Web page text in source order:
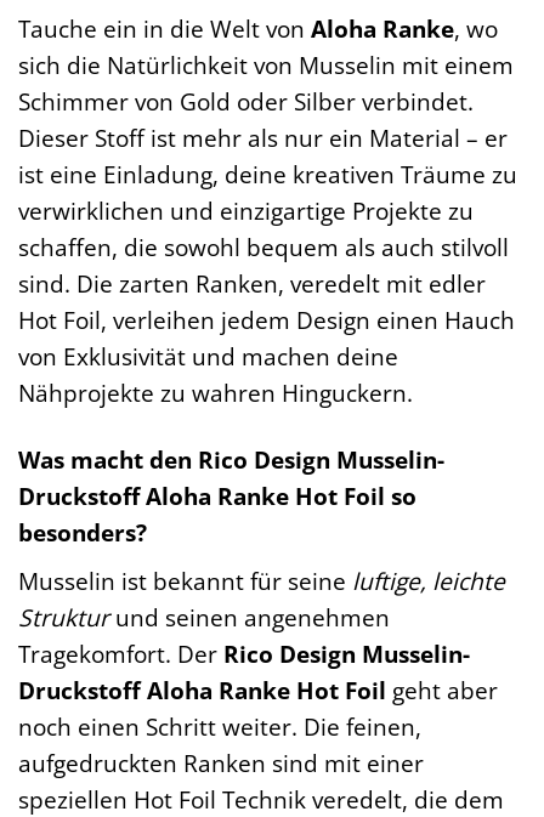
Tauche ein in die Welt von Aloha Ranke, wo
sich die Natürlichkeit von Musselin mit einem
Schimmer von Gold oder Silber verbindet.
Dieser Stoff ist mehr als nur ein Material – er
ist eine Einladung, deine kreativen Träume zu
verwirklichen und einzigartige Projekte zu
schaffen, die sowohl bequem als auch stilvoll
sind. Die zarten Ranken, veredelt mit edler
Hot Foil, verleihen jedem Design einen Hauch
von Exklusivität und machen deine
Nähprojekte zu wahren Hinguckern.
Was macht den Rico Design Musselin-
Druckstoff Aloha Ranke Hot Foil so
besonders?
Musselin ist bekannt für seine luftige, leichte
Strukturund seinen angenehmen
Tragekomfort. Der Rico Design Musselin-
Druckstoff Aloha Ranke Hot Foil geht aber
noch einen Schritt weiter. Die feinen,
aufgedruckten Ranken sind mit einer
speziellen Hot Foil Technik veredelt, die dem